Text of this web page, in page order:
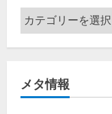
カ
テ
ゴ
ー
メタ情報